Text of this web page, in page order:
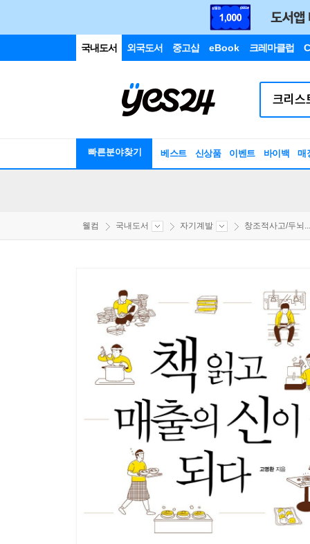
국내도서 외국도서 중고샵 eBook 크레마클럽
빠른분야찾기 베스트 신상품 이벤트 바이백 매
웰컴 국내도서 자기계발 창조적사고/두뇌...